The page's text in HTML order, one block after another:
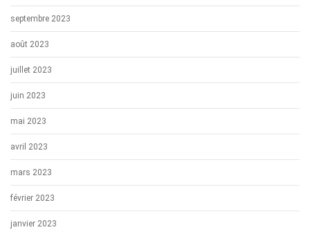
septembre 2023
août 2023
juillet 2023
juin 2023
mai 2023
avril 2023
mars 2023
février 2023
janvier 2023